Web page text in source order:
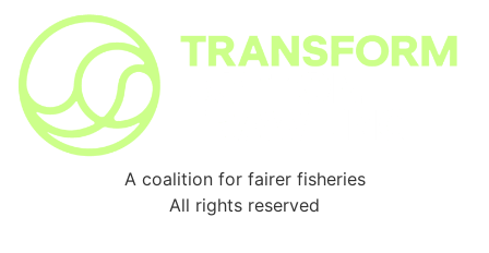
A coalition for fairer fisheries
All rights reserved